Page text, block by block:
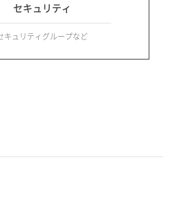
セキュリティ
キュリティグループなど